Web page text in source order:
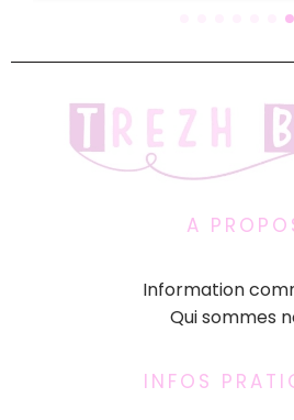
A
Information
Qui sommes
INFOS